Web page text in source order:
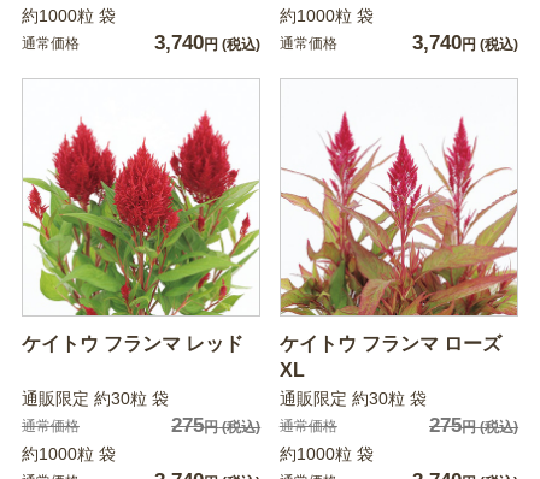
約1000粒 袋
通常価格 3,740円 (税込)
約1000粒 袋
通常価格 3,740円 (税込)
ケイトウ フランマ レッド
通販限定 約30粒 袋
通常価格 275円(税込)
約1000粒 袋
ケイトウ フランマ ローズ
XL
通販限定 約30粒 袋
通常価格 275円(税込)
約1000粒 袋